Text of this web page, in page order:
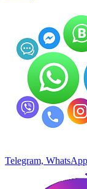
Telegram,